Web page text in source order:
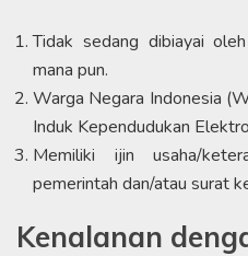
Tidak sedang dibiayai
mana pun.
Warga Negara Indonesia
Induk Kependudukan
Memiliki ijin usaha/
pemerintah dan/atau surat
Kenalanan